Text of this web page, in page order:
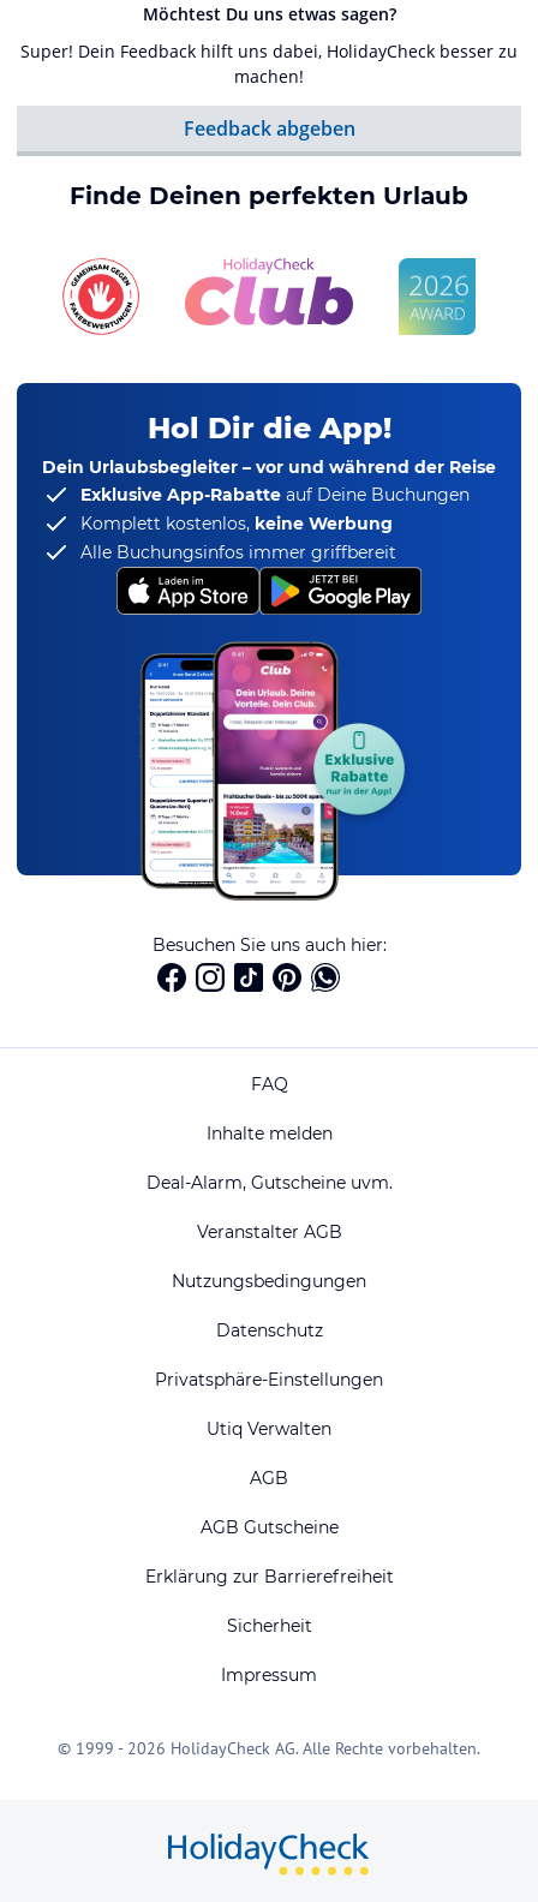
Möchtest Du uns etwas sagen?
Super! Dein Feedback hilft uns dabei, HolidayCheck besser zu
machen!
Feedback abgeben
Finde Deinen perfekten Urlaub
Hol Dir die App!
Dein Urlaubsbegleiter – vor und während der Reise
Exklusive App-Rabatte auf Deine Buchungen
Komplett kostenlos, keine Werbung
Alle Buchungsinfos immer griffbereit
Besuchen Sie uns auch hier:
FAQ
Inhalte melden
Deal-Alarm, Gutscheine uvm.
Veranstalter AGB
Nutzungsbedingungen
Datenschutz
Privatsphäre-Einstellungen
Utiq Verwalten
AGB
AGB Gutscheine
Erklärung zur Barrierefreiheit
Sicherheit
Impressum
© 1999 - 2026 HolidayCheck AG. Alle Rechte vorbehalten.